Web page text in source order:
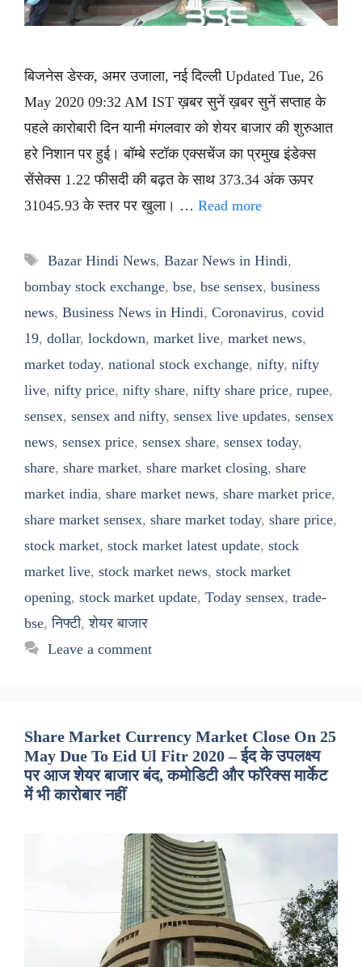
बिजनेस डेस्क, अमर उजाला, नई दिल्ली Updated Tue, 26
May 2020 09:32 AM IST ख़बर सुनें ख़बर सुनें सप्ताह के
पहले कारोबारी दिन यानी मंगलवार को शेयर बाजार की शुरुआत
हरे निशान पर हुई। बॉम्बे स्टॉक एक्सचेंज का प्रमुख इंडेक्स
सेंसेक्स 1.22 फीसदी की बढ़त के साथ 373.34 अंक ऊपर
31045.93 के स्तर पर खुला। … Read more
Tags
Bazar Hindi News, Bazar News in Hindi,
bombay stock exchange, bse, bse sensex, business
news, Business News in Hindi, Coronavirus, covid
19, dollar, lockdown, market live, market news,
market today, national stock exchange, nifty, nifty
live, nifty price, nifty share, nifty share price, rupee,
sensex, sensex and nifty, sensex live updates, sensex
news, sensex price, sensex share, sensex today,
share, share market, share market closing, share
market india, share market news, share market price,
share market sensex, share market today, share price,
stock market, stock market latest update, stock
market live, stock market news, stock market
opening, stock market update, Today sensex, trade-
bse,निफ्टी,शेयर बाजार
Leave a comment
Share Market Currency Market Close On 25
May Due To Eid Ul Fitr 2020 – ईद के उपलक्ष्य
पर आज शेयर बाजार बंद, कमोडिटी और फॉरेक्स मार्केट
में भी कारोबार नहीं